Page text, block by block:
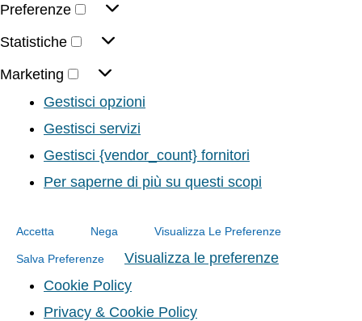
Preferenze
Statistiche
Marketing
Gestisci opzioni
Gestisci servizi
Gestisci {vendor_count} fornitori
Per saperne di più su questi scopi
Accetta Nega Visualizza Le Preferenze
Salva Preferenze
Visualizza le preferenze
Cookie Policy
Privacy & Cookie Policy